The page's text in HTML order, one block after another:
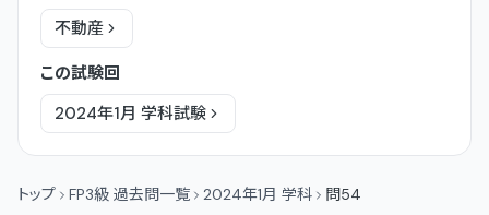
不動産
この試験回
2024年1月 学科試験
トップ FP3級 過去問一覧 2024年1月 学科 問54